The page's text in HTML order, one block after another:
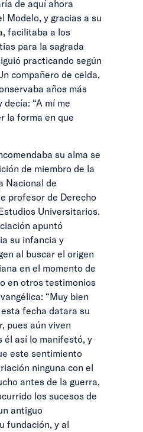
de aquí ahora
Modelo, y gracias a su
facilitaba a los
para la sagrada
practicando según
compañero de celda,
años más
“A mí me
la forma en que
su alma se
de miembro de la
Nacional de
profesor de Derecho
Universitarios.
apuntó
su infancia y
al buscar el origen
en el momento de
en otros testimonios
“Muy bien
fecha datara su
pues aún viven
él así lo manifestó, y
este sentimiento
ninguna con el
antes de la guerra,
los sucesos de
antiguo
fundación, y al